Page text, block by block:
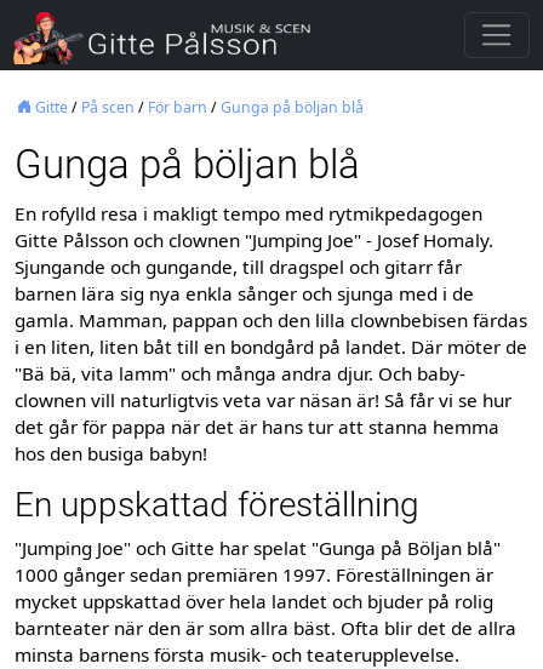
Gitte/ På scen / För barn /Gunga på böljan blå
Gunga på böljan blå
En rofylld resa i makligt tempo med rytmikpedagogen
Gitte Pålsson och clownen "Jumping Joe" - Josef Homaly.
Sjungande och gungande, till dragspel och gitarr får
barnen lära sig nya enkla sånger och sjunga med i de
gamla. Mamman, pappan och den lilla clownbebisen färdas
i en liten, liten båt till en bondgård på landet. Där möter de
"Bä bä, vita lamm" och många andra djur. Och baby-
clownen vill naturligtvis veta var näsan är! Så får vi se hur
det går för pappa när det är hans tur att stanna hemma
hos den busiga babyn!
En uppskattad föreställning
"Jumping Joe" och Gitte har spelat "Gunga på Böljan blå"
1000 gånger sedan premiären 1997. Föreställningen är
mycket uppskattad över hela landet och bjuder på rolig
barnteater när den är som allra bäst. Ofta blir det de allra
minsta barnens första musik- och teaterupplevelse.